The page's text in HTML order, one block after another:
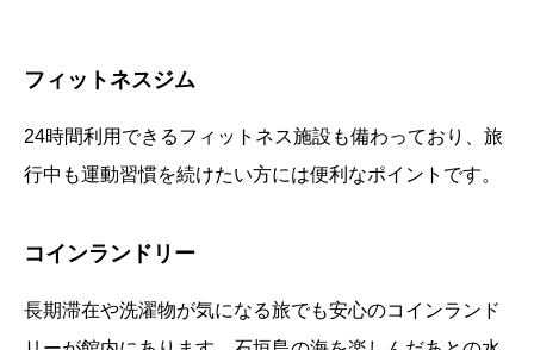
フィットネスジム
24時間利用できるフィットネス施設も備わっており、旅
行中も運動習慣を続けたい方には便利なポイントです。
コインランドリー
長期滞在や洗濯物が気になる旅でも安心のコインランド